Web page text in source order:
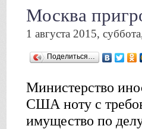
Москва
1 августа 2015,
Поделиться…
Министерство
США ноту с
имущество по